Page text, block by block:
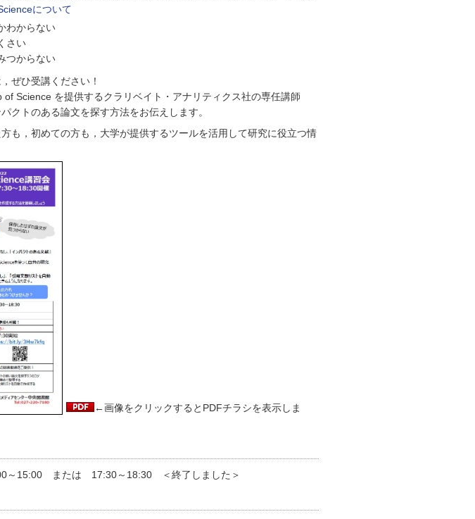
について
わからない
さい
つからない
ぜひ受講ください！
of Science を提供するクラリベイト・アナリティクス社の専任講師
クトのある論文を探す方法をお伝えします。
も，初めての⽅も，⼤学が提供するツールを活⽤して研究に役⽴つ情
←画像をクリックするとPDFチラシを表示しま
～15:00 または 17:30～18:30 ＜終了しました＞